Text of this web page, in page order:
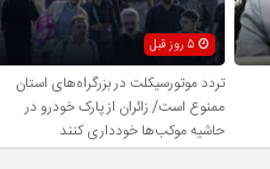
تردد موتورسیکلت در بزرگراه‌های استان
ممنوع است/ زائران از پارک خودرو در
حاشیه موکب‌ها خودداری کنند